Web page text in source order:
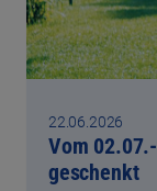
22.06.2026
Vom
geschenkt